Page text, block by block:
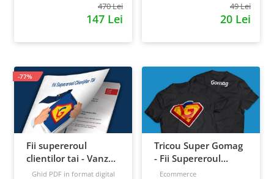
470 Lei
147 Lei
49 Lei
20 Lei
Fii supereroul
clientilor tai - Vanzari
pe pilot automat
Ghid PDF in format digital
-77%
Tricou Super Gomag
- Fii Supereroul
Clientilor Tai
Ecommerce